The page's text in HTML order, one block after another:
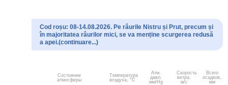
Cod roșu: 08-14.08.2026. Pe râurile Nistru și Prut, precum și
în majoritatea râurilor mici, se va menține scurgerea redusă
a apei.(continuare...)
Состояние
атмосферы
Температура
воздуха, °C
Атм.
давл.
мм/Hg
Скорость
ветра.
м/с
Всего
осадков,
мм